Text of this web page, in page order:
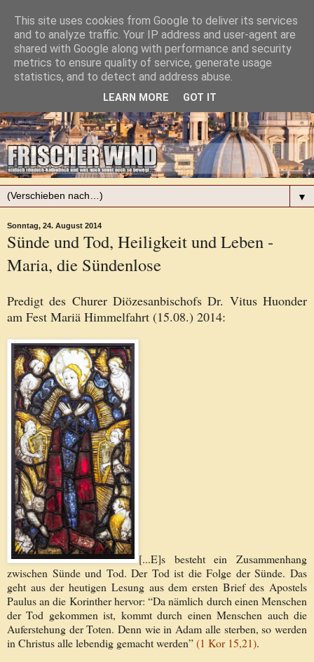
▼
Sonntag, 24. August 2014
Sünde und Tod, Heiligkeit und Leben -
Maria, die Sündenlose
Predigt des Churer Diözesanbischofs Dr. Vitus Huonder
am Fest Mariä Himmelfahrt (15.08.) 2014:
[...E]s besteht ein Zusammenhang
zwischen Sünde und Tod. Der Tod ist die Folge der Sünde. Das
geht aus der heutigen Lesung aus dem ersten Brief des Apostels
Paulus an die Korinther hervor: “Da nämlich durch einen Menschen
der Tod gekommen ist, kommt durch einen Menschen auch die
Auferstehung der Toten. Denn wie in Adam alle sterben, so werden
in Christus alle lebendig gemacht werden”(1 Kor 15,21).
This site uses cookies from Google to deliver its services
and to analyze traffic. Your IP address and user-agent are
shared with Google along with performance and security
metrics to ensure quality of service, generate usage
statistics, and to detect and address abuse.
LEARN MORE GOT IT